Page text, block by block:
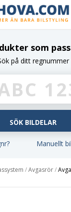
som
på ditt regnummer
Manuellt
/Avgasrör/